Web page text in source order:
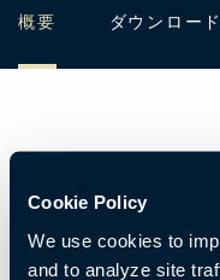
Cookie Policy
We use cookies to
and to analyze site
概要 ダウンロード